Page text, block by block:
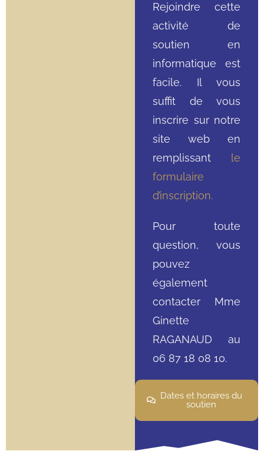
Rejoindre cette
activité de
soutien en
informatique est
facile. Il vous
suffit de vous
inscrire sur notre
site web en
remplissant le
formulaire
d’inscription.
Pour toute
question, vous
pouvez
également
contacter Mme
Ginette
RAGANAUD au
06 87 18 08 10.
Dates et horaires du
soutien